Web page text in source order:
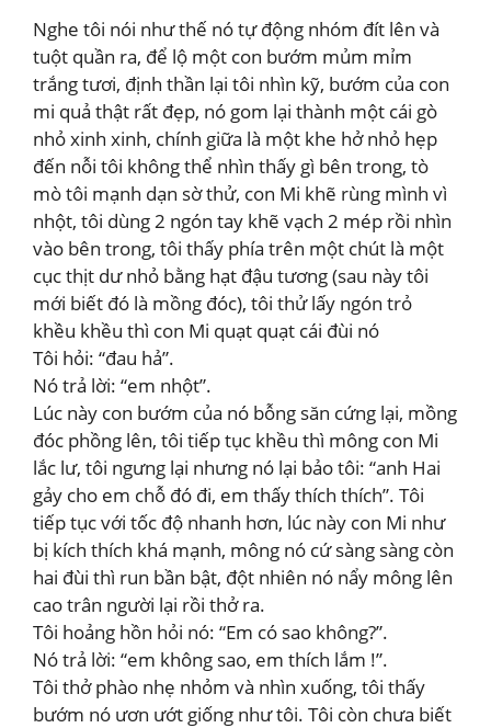
Nghe tôi nói như thế nó tự động nhóm đít lên và
tuột quần ra, để lộ một con bướm mủm mỉm
trắng tươi, định thần lại tôi nhìn kỹ, bướm của con
mi quả thật rất đẹp, nó gom lại thành một cái gò
nhỏ xinh xinh, chính giữa là một khe hở nhỏ hẹp
đến nỗi tôi không thể nhìn thấy gì bên trong, tò
mò tôi mạnh dạn sờ thử, con Mi khẽ rùng mình vì
nhột, tôi dùng 2 ngón tay khẽ vạch 2 mép rồi nhìn
vào bên trong, tôi thấy phía trên một chút là một
cục thịt dư nhỏ bằng hạt đậu tương (sau này tôi
mới biết đó là mồng đóc), tôi thử lấy ngón trỏ
khều khều thì con Mi quạt quạt cái đùi nó
Tôi hỏi: “đau hả”.
Nó trả lời: “em nhột”.
Lúc này con bướm của nó bỗng săn cứng lại, mồng
đóc phồng lên, tôi tiếp tục khều thì mông con Mi
lắc lư, tôi ngưng lại nhưng nó lại bảo tôi: “anh Hai
gảy cho em chỗ đó đi, em thấy thích thích”. Tôi
tiếp tục với tốc độ nhanh hơn, lúc này con Mi như
bị kích thích khá mạnh, mông nó cứ sàng sàng còn
hai đùi thì run bần bật, đột nhiên nó nẩy mông lên
cao trân người lại rồi thở ra.
Tôi hoảng hồn hỏi nó: “Em có sao không?”.
Nó trả lời: “em không sao, em thích lắm !”.
Tôi thở phào nhẹ nhỏm và nhìn xuống, tôi thấy
bướm nó ươn ướt giống như tôi. Tôi còn chưa biết